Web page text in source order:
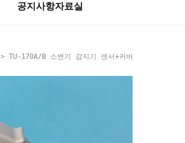
공지사항자료실
> TU-170A/B 소변기 감지기 센서+커버